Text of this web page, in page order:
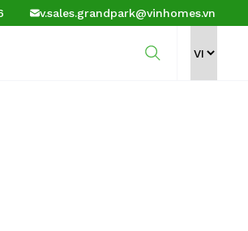
v.sales.grandpark@vinhomes.vn